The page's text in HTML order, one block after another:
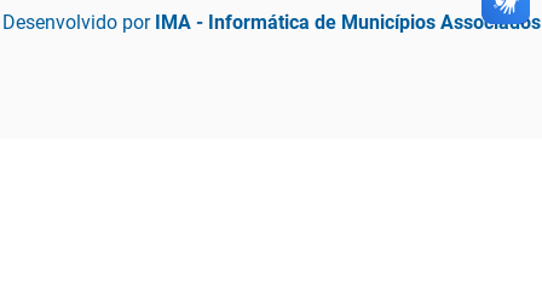
Desenvolvido por IMA - Informática de Municípios Associados